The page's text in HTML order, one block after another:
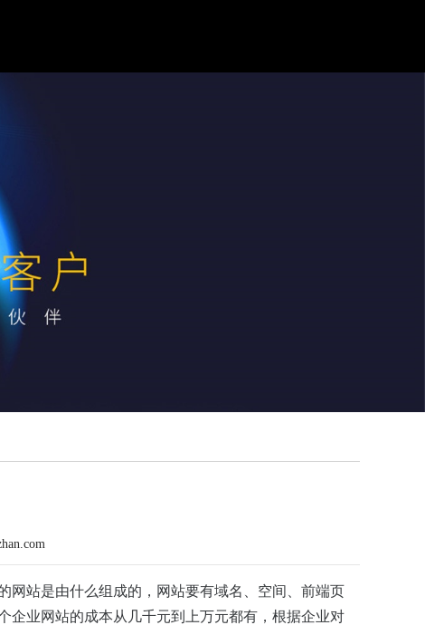
网站是由什么组成的，网站要有域名、空间、前端页
企业网站的成本从几千元到上万元都有，根据企业对